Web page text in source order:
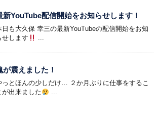
新YouTube配信開始をお知らせします！
日も大久保 幸三の最新YouTubeの配信開始をお知
せします
...
が震えました！
っとほんの少しだけ… ２か月ぶりに仕事をするこ
が出来ました
...